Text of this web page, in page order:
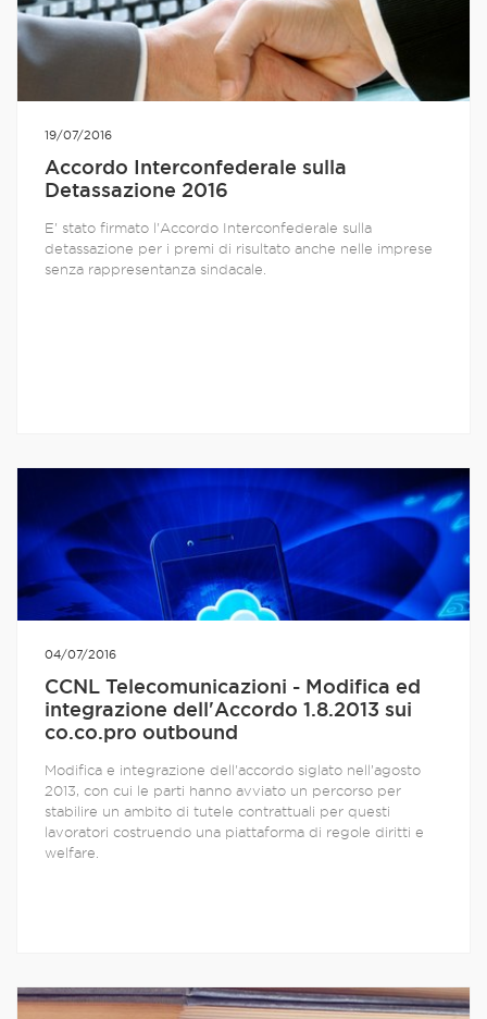
19/07/2016
Accordo Interconfederale sulla
Detassazione 2016
E' stato firmato l'Accordo Interconfederale sulla
detassazione per i premi di risultato anche nelle imprese
senza rappresentanza sindacale.
04/07/2016
CCNL Telecomunicazioni - Modifica ed
integrazione dell'Accordo 1.8.2013 sui
co.co.pro outbound
Modifica e integrazione dell'accordo siglato nell’agosto
2013, con cui le parti hanno avviato un percorso per
stabilire un ambito di tutele contrattuali per questi
lavoratori costruendo una piattaforma di regole diritti e
welfare.